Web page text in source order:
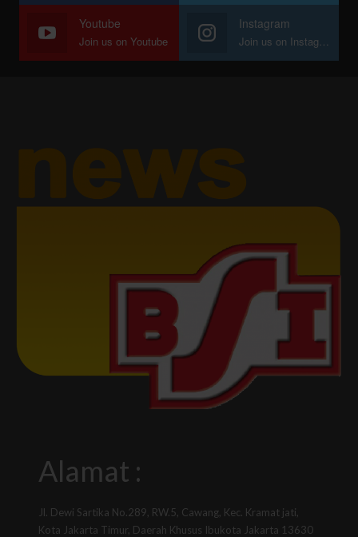
Youtube
Join us on Youtube
Instagram
Join us on Instagram
Alamat :
Jl. Dewi Sartika No.289, RW.5, Cawang, Kec. Kramat jati,
Kota Jakarta Timur, Daerah Khusus Ibukota Jakarta 13630